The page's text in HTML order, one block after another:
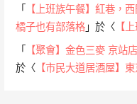
「 【上班族午餐】紅巷，
橘子也有部落格 」於〈 【
「 【聚會】金色三麥 京站
於〈 【市民大道居酒屋】